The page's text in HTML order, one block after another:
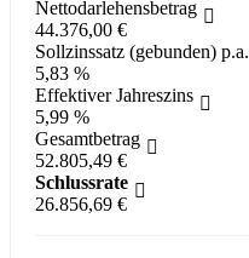
Nettodarlehensbetrag
44.376,00 €
Sollzinssatz (gebunden) p.a.
5,83 %
Effektiver Jahreszins
5,99 %
Gesamtbetrag
52.805,49 €
Schlussrate
26.856,69 €